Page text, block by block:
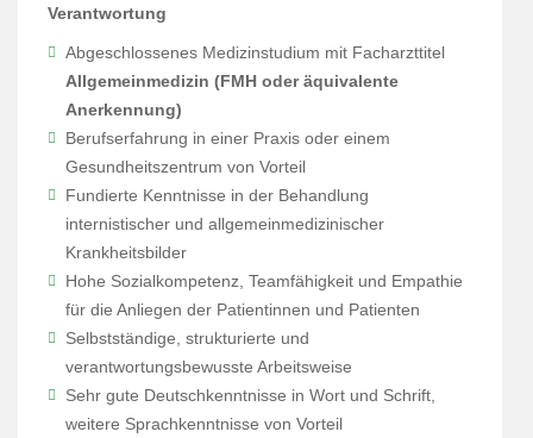
Verantwortung
Abgeschlossenes Medizinstudium mit Facharzttitel
Allgemeinmedizin (FMH oder äquivalente
Anerkennung)
Berufserfahrung in einer Praxis oder einem
Gesundheitszentrum von Vorteil
Fundierte Kenntnisse in der Behandlung
internistischer und allgemeinmedizinischer
Krankheitsbilder
Hohe Sozialkompetenz, Teamfähigkeit und Empathie
für die Anliegen der Patientinnen und Patienten
Selbstständige, strukturierte und
verantwortungsbewusste Arbeitsweise
Sehr gute Deutschkenntnisse in Wort und Schrift,
weitere Sprachkenntnisse von Vorteil